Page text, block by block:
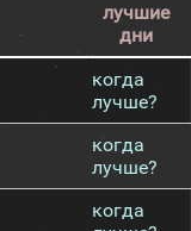
лучшие
дни
когда
лучше?
когда
лучше?
когда